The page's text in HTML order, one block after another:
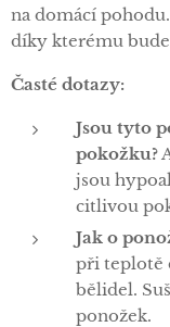
na domácí
díky kterému
Časté dotazy:
Jsou tyto
pokožku?
jsou
citlivou
Jak o
při teplotě
bělidel.
ponožek.